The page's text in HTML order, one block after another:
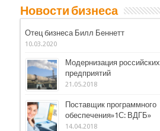
Новости бизнеса
Отец бизнеса Билл Беннетт
10.03.2020
Модернизация российских
предприятий
21.05.2018
Поставщик программного
обеспечения»1С: ВДГБ»
14.04.2018